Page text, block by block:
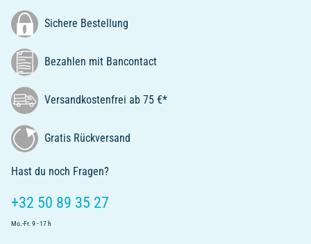
Sichere Bestellung
Bezahlen mit Bancontact
Versandkostenfrei ab 75 €*
Gratis Rückversand
Hast du noch Fragen?
+32 50 89 35 27
Mo.-Fr. 9 - 17 h